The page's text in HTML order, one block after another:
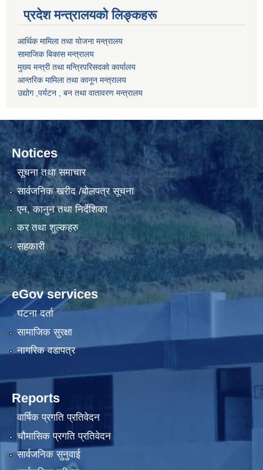
प्रदेश मन्त्रालयको लिङ्कहरू
आर्थिक मामिला तथा योजना मन्त्रालय
सामाजिक बिकास मन्त्रालय
मुख्य मन्त्री तथा मन्त्रिपरिसदको कार्यालय
आन्तरिक मामिला तथा कानून मन्त्रालय
उद्योग ,पर्यटन , बन तथा वातावरण मन्त्रालय
Notices
सूचना तथा समाचार
सार्वजनिक खरीद /बोलपत्र सूचना
एन, कानुन तथा निर्देशिका
कर तथा शुल्कहरु
सहकारी
eGov services
घटना दर्ता
सामाजिक सुरक्षा
नागरिक वडापत्र
Reports
वार्षिक प्रगति प्रतिवेदन
चौमासिक प्रगति प्रतिवेदन
सार्वजनिक सुनुवाई